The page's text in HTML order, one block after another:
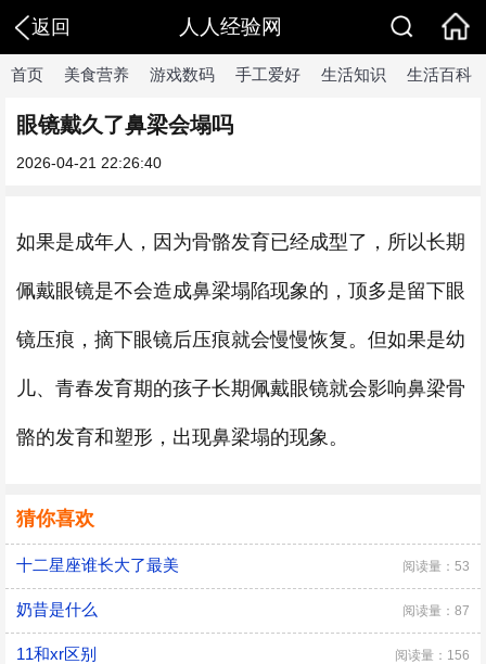
返回 人人经验网
首页 美食营养 游戏数码 手工爱好 生活知识 生活百科
眼镜戴久了鼻梁会塌吗
2026-04-21 22:26:40
如果是成年人，因为骨骼发育已经成型了，所以长期
佩戴眼镜是不会造成鼻梁塌陷现象的，顶多是留下眼
镜压痕，摘下眼镜后压痕就会慢慢恢复。但如果是幼
儿、青春发育期的孩子长期佩戴眼镜就会影响鼻梁骨
骼的发育和塑形，出现鼻梁塌的现象。
猜你喜欢
十二星座谁长大了最美 阅读量：53
奶昔是什么 阅读量：87
11和xr区别 阅读量：156